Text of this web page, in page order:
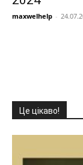
maxwelhelp -
Це цікаво!